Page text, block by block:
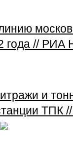
года // РИА
и
ТПК